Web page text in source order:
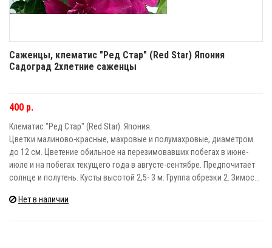
Саженцы, клематис "Ред Стар" (Red Star) Япония
Садоград 2хлетние саженцы
400 р.
Клематис "Ред Стар" (Red Star). Япония.
Цветки малиново-красные, махровые и полумахровые, диаметром
до 12 см. Цветение обильное на перезимовавших побегах в июне-
июле и на побегах текущего года в августе-сентябре. Предпочитает
солнце и полутень. Кусты высотой 2,5- 3 м. Группа обрезки 2. Зимос...
Нет в наличии